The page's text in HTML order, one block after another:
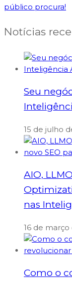
público procura!
Notícias
Seu
15 de julho
AIO,
nas
16 de março
Como o